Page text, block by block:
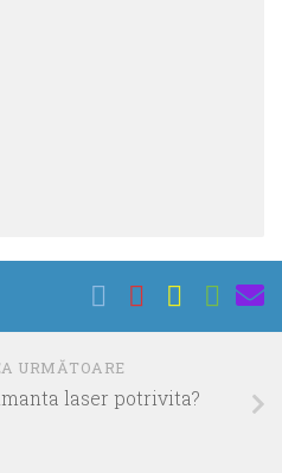
URMĂTOARE
laser potrivita?